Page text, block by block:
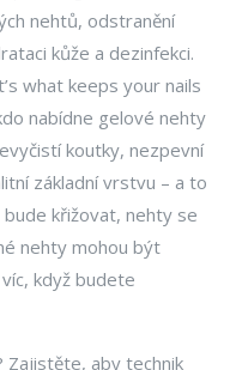
nehtů, odstranění
kůže a dezinfekci.
what keeps your nails
nabídne gelové nehty
koutky, nezpevní
základní vrstvu – a to
křižovat, nehty se
nehty mohou být
když budete
Zajistěte, aby technik